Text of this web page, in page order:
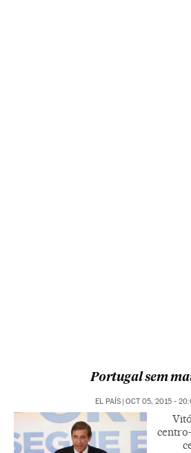
Portugal sem
EL PAÍS OCT 05, 2015 -